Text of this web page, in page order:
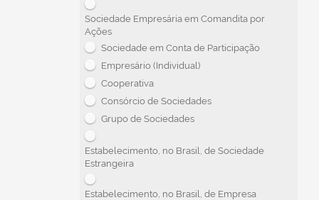
Sociedade Empresária em Comandita por
Ações
Sociedade em Conta de Participação
Empresário (Individual)
Cooperativa
Consórcio de Sociedades
Grupo de Sociedades
Estabelecimento, no Brasil, de Sociedade
Estrangeira
Estabelecimento, no Brasil, de Empresa